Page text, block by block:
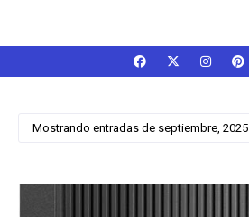
Mostrando entradas de septiembre, 2025